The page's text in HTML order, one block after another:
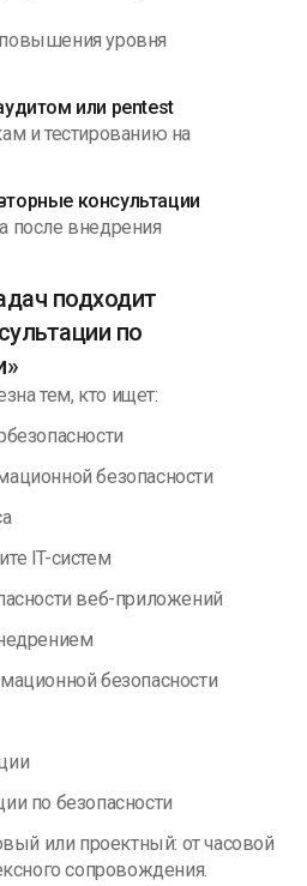
уровня
или pentest
и тестированию на
консультации
после внедрения
подходит
по
тем, кто ищет:
безопасности
IT-систем
веб-приложений
безопасности
по безопасности
или проектный: от часовой
сопровождения.